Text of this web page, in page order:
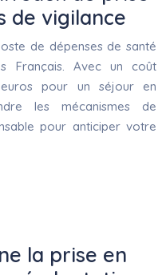
de vigilance
de dépenses de santé
Français. Avec un coût
pour un séjour en
les mécanismes de
pour anticiper votre
la prise en